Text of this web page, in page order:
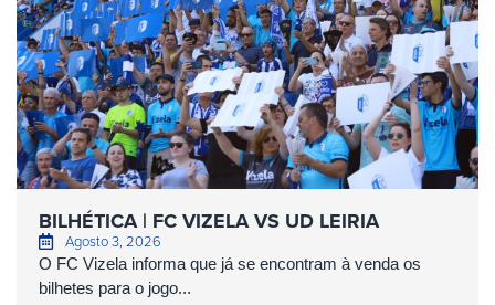
BILHÉTICA | FC VIZELA VS UD LEIRIA
Agosto 3, 2026
O FC Vizela informa que já se encontram à venda os
bilhetes para o jogo...